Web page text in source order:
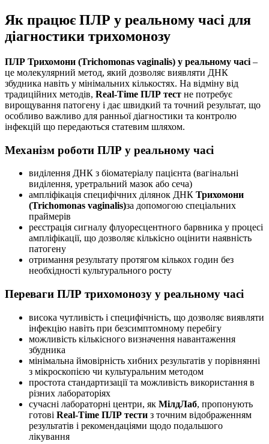
Як працює ПЛР у реальному часі для
діагностики трихомонозу
ПЛР Трихомони (Trichomonas vaginalis) у реальному часі –
це молекулярний метод, який дозволяє виявляти ДНК
збудника навіть у мінімальних кількостях. На відміну від
традиційних методів, Real-Time ПЛР тест не потребує
вирощування патогену і дає швидкий та точний результат, що
особливо важливо для ранньої діагностики та контролю
інфекцій що передаються статевим шляхом.
Механізм роботи ПЛР у реальному часі
виділення ДНК з біоматеріалу пацієнта (вагінальні
виділення, уретральний мазок або сеча)
ампліфікація специфічних ділянок ДНК Трихомони
(Trichomonas vaginalis)за допомогою спеціальних
праймерів
реєстрація сигналу флуоресцентного барвника у процесі
ампліфікації, що дозволяє кількісно оцінити наявність
патогену
отримання результату протягом кількох годин без
необхідності культурального росту
Переваги ПЛР трихомонозу у реальному часі
висока чутливість і специфічність, що дозволяє виявляти
інфекцію навіть при безсимптомному перебігу
можливість кількісного визначення навантаження
збудника
мінімальна ймовірність хибних результатів у порівнянні
з мікроскопією чи культуральним методом
простота стандартизації та можливість використання в
різних лабораторіях
сучасні лабораторні центри, як МілдЛаб, пропонують
готові Real-Time ПЛР тести з точним відображенням
результатів і рекомендаціями щодо подальшого
лікування